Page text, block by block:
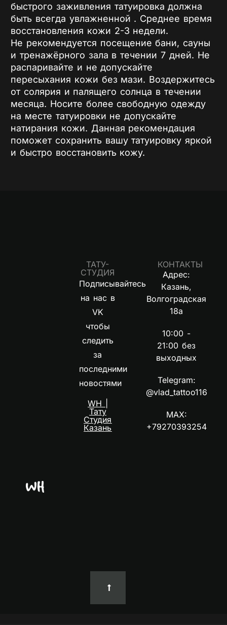
быстрого заживления татуировка должна
быть всегда увлажненной . Среднее время
восстановления кожи 2-3 недели.
Не рекомендуется посещение бани, сауны
и тренажёрного зала в течении 7 дней. Не
распаривайте и не допускайте
пересыхания кожи без мази. Воздержитесь
от солярия и палящего солнца в течении
месяца. Носите более свободную одежду
на месте татуировки не допускайте
натирания кожи. Данная рекомендация
поможет сохранить вашу татуировку яркой
и быстро восстановить кожу.
ТАТУ-
СТУДИЯ
Подписывайтесь
на нас в
VK
чтобы
следить
за
последними
новостями
WH |
Тату
Студия
Казань
КОНТАКТЫ
Адрес:
Казань,
Волгоградская
18а
10:00 -
21:00 без
выходных
Telegram:
@vlad_tattoo116
MAX:
+79270393254